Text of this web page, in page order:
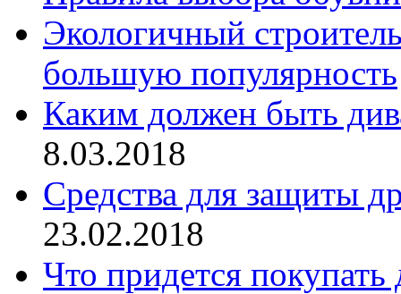
Экологичный
большую популярность
Каким должен быть
8.03.2018
Средства для защиты
23.02.2018
Что придется